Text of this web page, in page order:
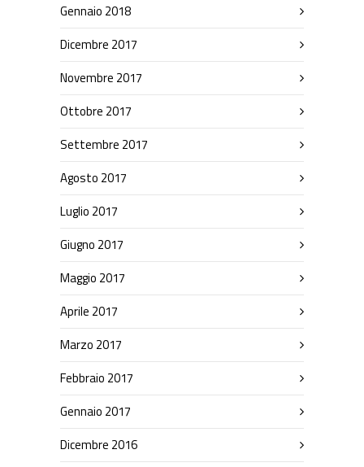
Gennaio 2018
Dicembre 2017
Novembre 2017
Ottobre 2017
Settembre 2017
Agosto 2017
Luglio 2017
Giugno 2017
Maggio 2017
Aprile 2017
Marzo 2017
Febbraio 2017
Gennaio 2017
Dicembre 2016